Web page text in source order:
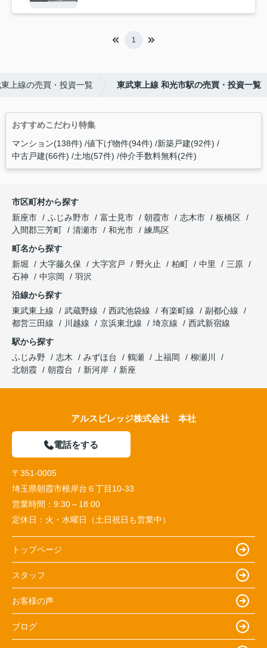
1
上線の売買・投資一覧 東武東上線 和光市駅の売買・投資一覧
おすすめこだわり特集
マンション(138件) 値下げ物件(94件) 新築戸建(92件)
中古戸建(66件) 土地(57件) 仲介手数料無料(2件)
市区町村から探す
新座市
ふじみ野市 富士見市 朝霞市 志木市
板橋区
入間郡三芳町
清瀬市 和光市
練馬区
町名から探す
新堀
大字藤久保 大字宮戸 野火止 柏町 中里
三原
石神
中宗岡
羽沢
沿線から探す
東武東上線
武蔵野線 西武池袋線 有楽町線
副都心線
都営三田線
川越線 京浜東北線 埼京線
西武新宿線
駅から探す
ふじみ野
志木 みずほ台 鶴瀬 上福岡
柳瀬川
北朝霞
朝霞台 新河岸 新座
アルスビレッジ株式会社 本社
電話をする
〒351-0005
埼玉県朝霞市根岸台６丁目10-33
営業時間： 9:30～18:00
定休日： 火・水曜日（土日祝日も営業中）
トップページ
スタッフ
お客様の声
ブログ